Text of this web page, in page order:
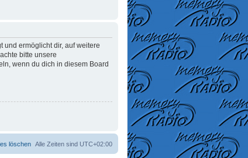
und ermöglicht dir, auf weitere
bitte unsere
wenn du dich in diesem Board
Alle Zeiten sind UTC+02:00
löschen